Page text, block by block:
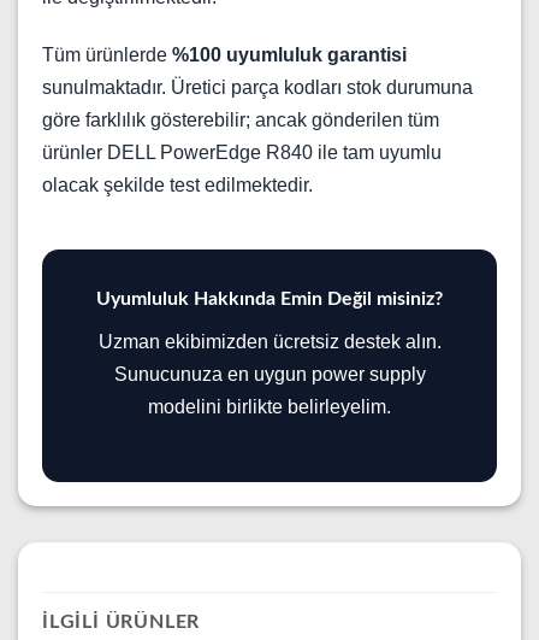
Tüm ürünlerde %100 uyumluluk garantisi
sunulmaktadır. Üretici parça kodları stok durumuna
göre farklılık gösterebilir; ancak gönderilen tüm
ürünler DELL PowerEdge R840 ile tam uyumlu
olacak şekilde test edilmektedir.
Uyumluluk Hakkında Emin Değil misiniz?
Uzman ekibimizden ücretsiz destek alın.
Sunucunuza en uygun power supply
modelini birlikte belirleyelim.
İLGILI ÜRÜNLER